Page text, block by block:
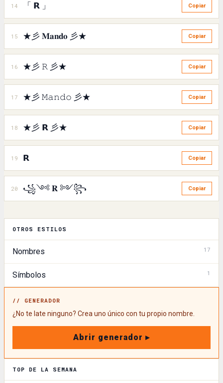
14 「 𝗥 」 Copiar
15 ★彡 𝐌𝐚𝐧𝐝𝐨 彡★ Copiar
16 ★彡 𝚁 彡★ Copiar
17 ★彡 𝙼𝚊𝚗𝚍𝚘 彡★ Copiar
18 ★彡 𝗥 彡★ Copiar
19 𝗥 Copiar
20 ꧁༺ 𝐑 ༻꧂ Copiar
OTROS ESTILOS
Nombres 17
Símbolos 1
// GENERADOR
¿No te late ninguno? Crea uno único con tu propio nombre.
Abrir generador ▸
TOP DE LA SEMANA